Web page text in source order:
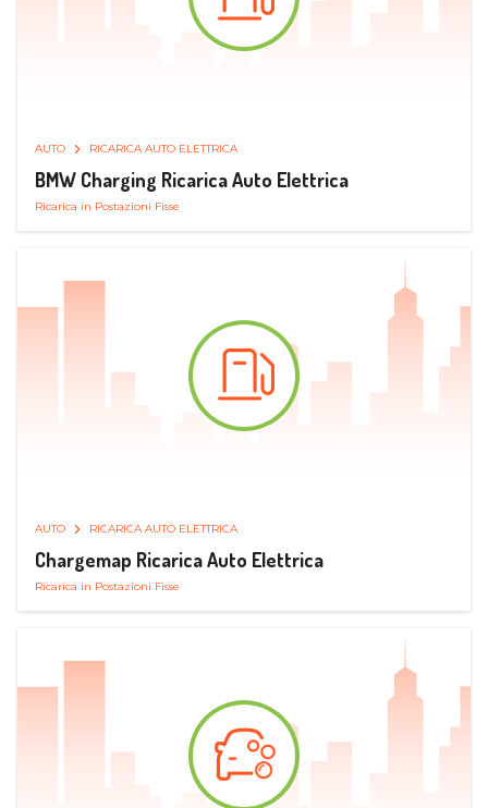
AUTO RICARICA AUTO ELETTRICA
BMW Charging Ricarica Auto Elettrica
Ricarica in Postazioni Fisse
AUTO RICARICA AUTO ELETTRICA
Chargemap Ricarica Auto Elettrica
Ricarica in Postazioni Fisse